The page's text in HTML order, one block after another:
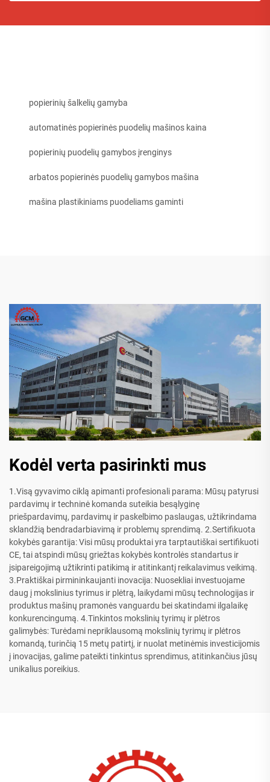
popierinių šalkelių gamyba
automatinės popierinės puodelių mašinos kaina
popierinių puodelių gamybos įrenginys
arbatos popierinės puodelių gamybos mašina
mašina plastikiniams puodeliams gaminti
Kodėl verta pasirinkti mus
1.Visą gyvavimo ciklą apimanti profesionali parama: Mūsų patyrusi
pardavimų ir techninė komanda suteikia besąlyginę
priešpardavimų, pardavimų ir paskelbimo paslaugas, užtikrindama
sklandžią bendradarbiavimą ir problemų sprendimą. 2.Sertifikuota
kokybės garantija: Visi mūsų produktai yra tarptautiškai sertifikuoti
CE, tai atspindi mūsų griežtas kokybės kontrolės standartus ir
įsipareigojimą užtikrinti patikimą ir atitinkantį reikalavimus veikimą.
3.Praktiškai pirmininkaujanti inovacija: Nuosekliai investuojame
daug į mokslinius tyrimus ir plėtrą, laikydami mūsų technologijas ir
produktus mašinų pramonės vanguardu bei skatindami ilgalaikę
konkurencingumą. 4.Tinkintos mokslinių tyrimų ir plėtros
galimybės: Turėdami nepriklausomą mokslinių tyrimų ir plėtros
komandą, turinčią 15 metų patirtį, ir nuolat metinėmis investicijomis
į inovacijas, galime pateikti tinkintus sprendimus, atitinkančius jūsų
unikalius poreikius.